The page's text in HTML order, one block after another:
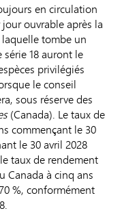
en circulation
ouvrable après la
tombe un
18 auront le
privilégiés
le conseil
sous réserve des
(Canada). Le taux de
commençant le 30
le 30 avril 2028
taux de rendement
Canada à cinq ans
%, conformément